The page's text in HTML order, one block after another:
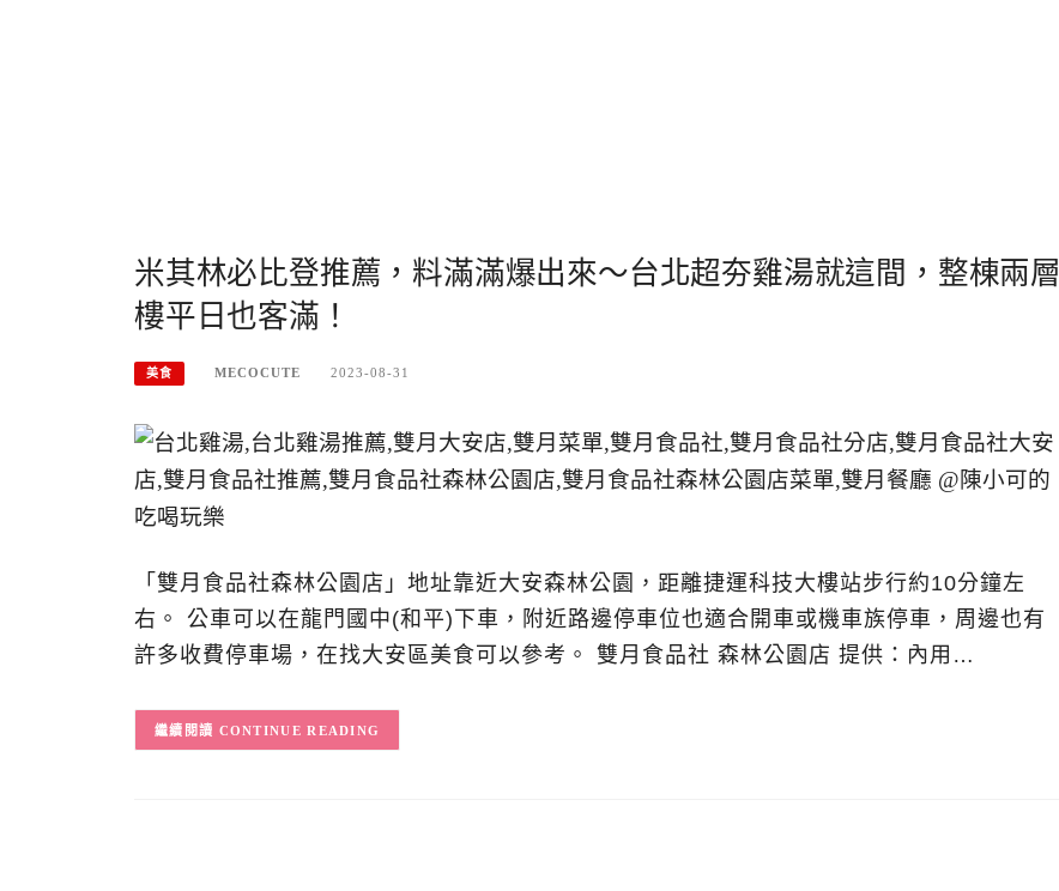
米其林必比登推薦，料滿滿爆出來～台北超夯雞湯就這間，整棟兩層
樓平日也客滿！
美食 MECOCUTE 2023-08-31
「雙月食品社森林公園店」地址靠近大安森林公園，距離捷運科技大樓站步行約10分鐘左
右。 公車可以在龍門國中(和平)下車，附近路邊停車位也適合開車或機車族停車，周邊也有
許多收費停車場，在找大安區美食可以參考。 雙月食品社 森林公園店 提供：內用…
CONTINUE READING